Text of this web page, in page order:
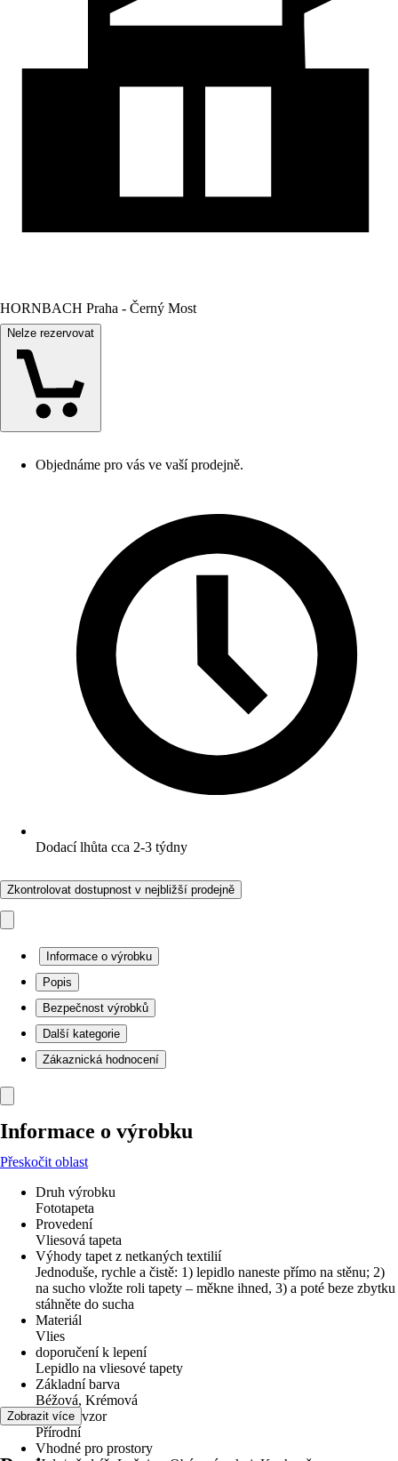
HORNBACH Praha - Černý Most
Nelze rezervovat
Objednáme pro vás ve vaší prodejně.
Dodací lhůta cca 2-3 týdny
Zkontrolovat dostupnost v nejbližší prodejně
Informace o výrobku
Popis
Bezpečnost výrobků
Další kategorie
Zákaznická hodnocení
Informace o výrobku
Přeskočit oblast
Druh výrobku
Fototapeta
Provedení
Vliesová tapeta
Výhody tapet z netkaných textilií
Jednoduše, rychle a čistě: 1) lepidlo naneste přímo na stěnu; 2)
na sucho vložte roli tapety – měkne ihned, 3) a poté beze zbytku
stáhněte do sucha
Materiál
Vlies
doporučení k lepení
Lepidlo na vliesové tapety
Základní barva
Béžová, Krémová
Dekor / vzor
Přírodní
Vhodné pro prostory
Zobrazit více